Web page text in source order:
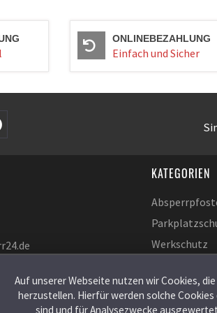
ONLINEBEZAHLUNG
Einfach und Sicher
KATEGORIEN
Werkschutz
Bauzaun
Baugeräte
Auf unserer Webseite nutzen wir Cookies,
herzustellen. Hierfür werden solche
sind und für Analysezwecke